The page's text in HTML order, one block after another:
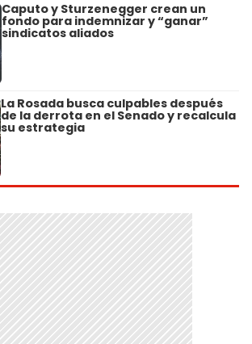
Caputo y Sturzenegger crean un
fondo para indemnizar y “ganar”
sindicatos aliados
La Rosada busca culpables después
de la derrota en el Senado y recalcula
su estrategia